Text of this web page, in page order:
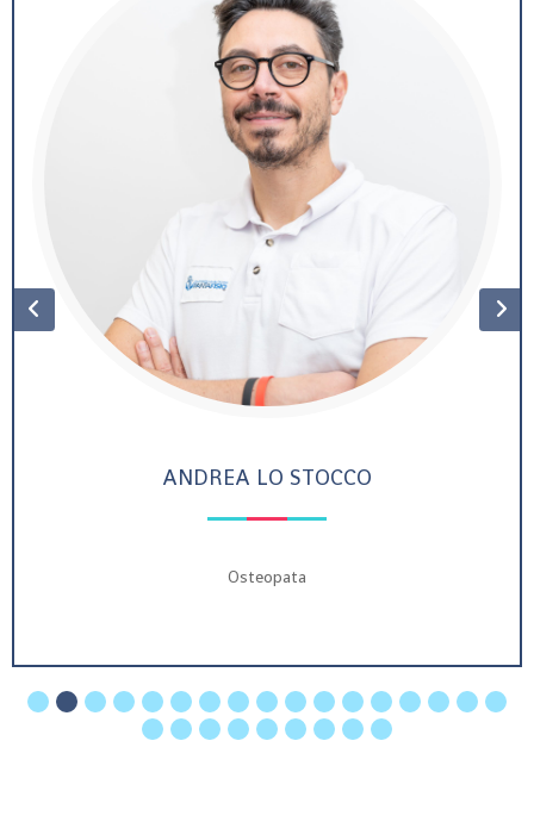
ANDREA LO STOCCO
Osteopata